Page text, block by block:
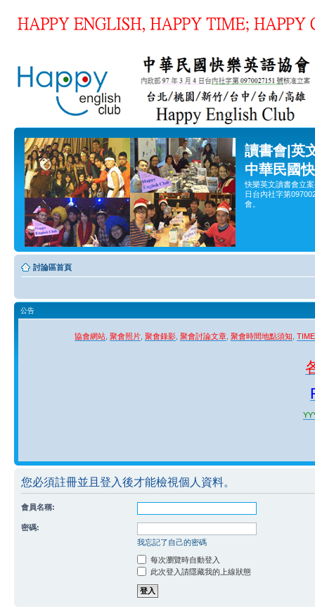
讀書會|英
中華民國
快樂英文讀書會立
日台內社字第
會。
討論區首頁
公告
協會網站 聚會照片 聚會錄影 聚會討論文章 聚會時間地點須知
您必須註冊並且登入後才能檢視個人資料。
會員名稱:
密碼:
我忘記了自己的密碼
每次瀏覽時自動登入
此次登入請隱藏我的上線狀態